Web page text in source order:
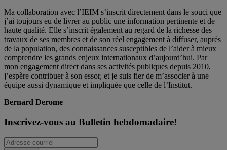
Ma collaboration avec l’IEIM s’inscrit directement dans le souci que
j’ai toujours eu de livrer au public une information pertinente et de
haute qualité. Elle s’inscrit également au regard de la richesse des
travaux de ses membres et de son réel engagement à diffuser, auprès
de la population, des connaissances susceptibles de l’aider à mieux
comprendre les grands enjeux internationaux d’aujourd’hui. Par
mon engagement direct dans ses activités publiques depuis 2010,
j’espère contribuer à son essor, et je suis fier de m’associer à une
équipe aussi dynamique et impliquée que celle de l’Institut.
Bernard Derome
Inscrivez-vous au Bulletin hebdomadaire!